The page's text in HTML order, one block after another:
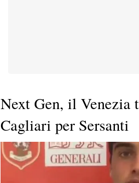
Next Gen, il Venezia
Cagliari per Sersanti